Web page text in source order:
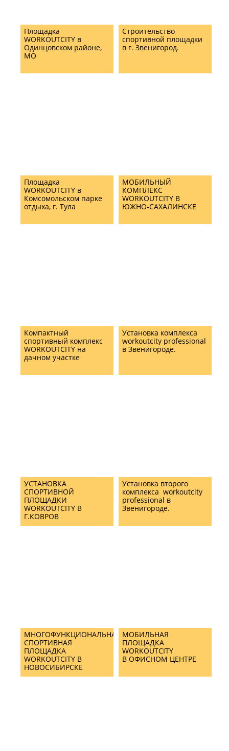
Площадка
WORKOUTCITY в
Одинцовском районе,
МО
Строительство
спортивной площадки
в г. Звенигород.
Площадка
WORKOUTCITY в
Комсомольском парке
отдыха, г. Тула
МОБИЛЬНЫЙ
КОМПЛЕКС
WORKOUTCITY В
ЮЖНО-САХАЛИНСКЕ
Компактный
спортивный комплекс
WORKOUTCITY на
дачном участке
Установка комплекса
workoutcity professional
в Звенигороде.
УСТАНОВКА
СПОРТИВНОЙ
ПЛОЩАДКИ
WORKOUTCITY В
Г.КОВРОВ
Установка второго
комплекса workoutcity
professional в
Звенигороде.
МНОГОФУНКЦИОНАЛЬНАЯ
СПОРТИВНАЯ
ПЛОЩАДКА
WORKOUTCITY В
НОВОСИБИРСКЕ
МОБИЛЬНАЯ
ПЛОЩАДКА
WORKOUTCITY
В ОФИСНОМ ЦЕНТРЕ